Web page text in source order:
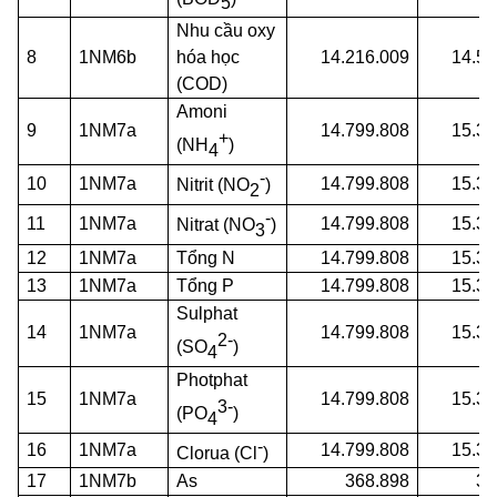
8 1NM6b
Nhu cầu oxy
hóa học
(COD)
14.216.009
9 1NM7a
Amoni
(NH4
+)
14.799.808
10 1NM7a Nitrit (NO2
-) 14.799.808
11 1NM7a Nitrat (NO3
-) 14.799.808
12
1NM7a Tổng N 14.799.808
13
1NM7a Tổng P 14.799.808
14 1NM7a
Sulphat
(SO4
2-)
14.799.808
15 1NM7a
Photphat
(PO4
3-)
14.799.808
16 1NM7a Clorua (Cl-) 14.799.808
17
1NM7b As 368.898